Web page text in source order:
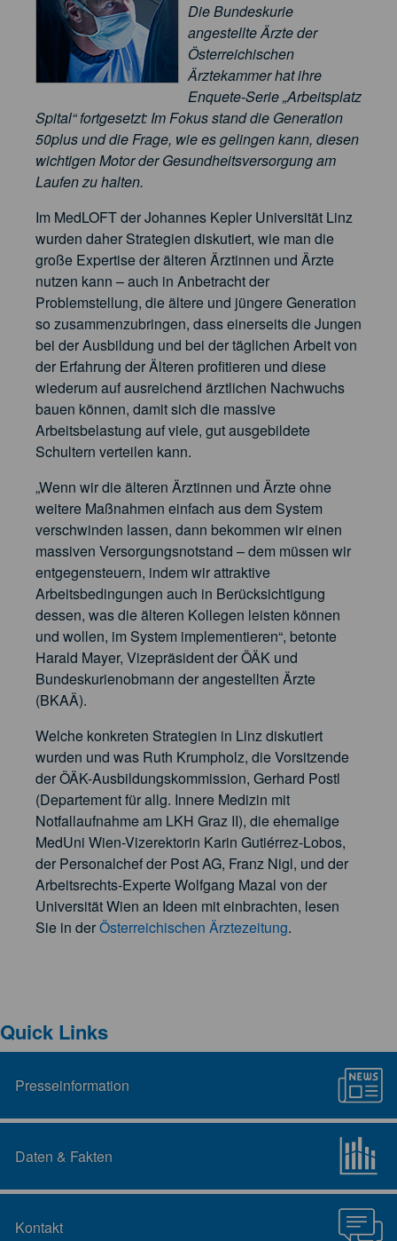
Die Bundeskurie
angestellte Ärzte der
Österreichischen
Ärztekammer hat ihre
Enquete-Serie „Arbeitsplatz
Spital“ fortgesetzt: Im Fokus stand die Generation
50plus und die Frage, wie es gelingen kann, diesen
wichtigen Motor der Gesundheitsversorgung am
Laufen zu halten.
Im MedLOFT der Johannes Kepler Universität Linz
wurden daher Strategien diskutiert, wie man die
große Expertise der älteren Ärztinnen und Ärzte
nutzen kann – auch in Anbetracht der
Problemstellung, die ältere und jüngere Generation
so zusammenzubringen, dass einerseits die Jungen
bei der Ausbildung und bei der täglichen Arbeit von
der Erfahrung der Älteren profitieren und diese
wiederum auf ausreichend ärztlichen Nachwuchs
bauen können, damit sich die massive
Arbeitsbelastung auf viele, gut ausgebildete
Schultern verteilen kann.
„Wenn wir die älteren Ärztinnen und Ärzte ohne
weitere Maßnahmen einfach aus dem System
verschwinden lassen, dann bekommen wir einen
massiven Versorgungsnotstand – dem müssen wir
entgegensteuern, indem wir attraktive
Arbeitsbedingungen auch in Berücksichtigung
dessen, was die älteren Kollegen leisten können
und wollen, im System implementieren“, betonte
Harald Mayer, Vizepräsident der ÖÄK und
Bundeskurienobmann der angestellten Ärzte
(BKAÄ).
Welche konkreten Strategien in Linz diskutiert
wurden und was Ruth Krumpholz, die Vorsitzende
der ÖÄK-Ausbildungskommission, Gerhard Postl
(Departement für allg. Innere Medizin mit
Notfallaufnahme am LKH Graz II), die ehemalige
MedUni Wien-Vizerektorin Karin Gutiérrez-Lobos,
der Personalchef der Post AG, Franz Nigl, und der
Arbeitsrechts-Experte Wolfgang Mazal von der
Universität Wien an Ideen mit einbrachten, lesen
Sie in derÖsterreichischen Ärztezeitung.
Quick Links
Presseinformation
Daten & Fakten
Kontakt